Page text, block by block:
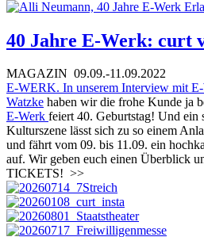
40 Jahre E-Werk: curt
MAGAZIN 09.09.-11.09.2022
E-WERK. In unserem Interview mit
Watzke haben wir die frohe Kunde ja
E-Werk feiert 40. Geburtstag! Und ein
Kulturszene lässt sich zu so einem
und fährt vom 09. bis 11.09. ein
auf. Wir geben euch einen Überblick
TICKETS! >>